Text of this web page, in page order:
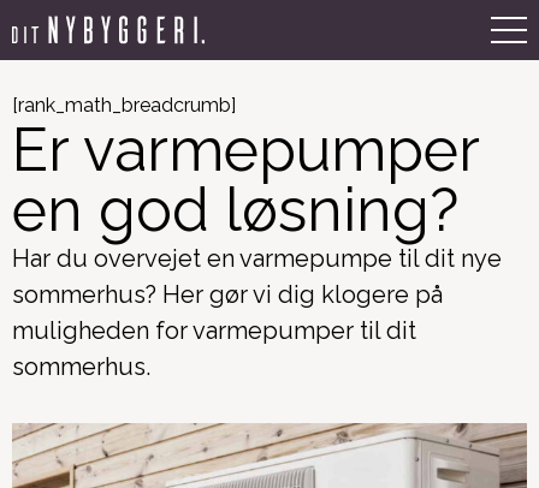
[rank_math_breadcrumb]
Er varmepumper
en god løsning?
Har du overvejet en varmepumpe til dit nye
sommerhus? Her gør vi dig klogere på
muligheden for varmepumper til dit
sommerhus.